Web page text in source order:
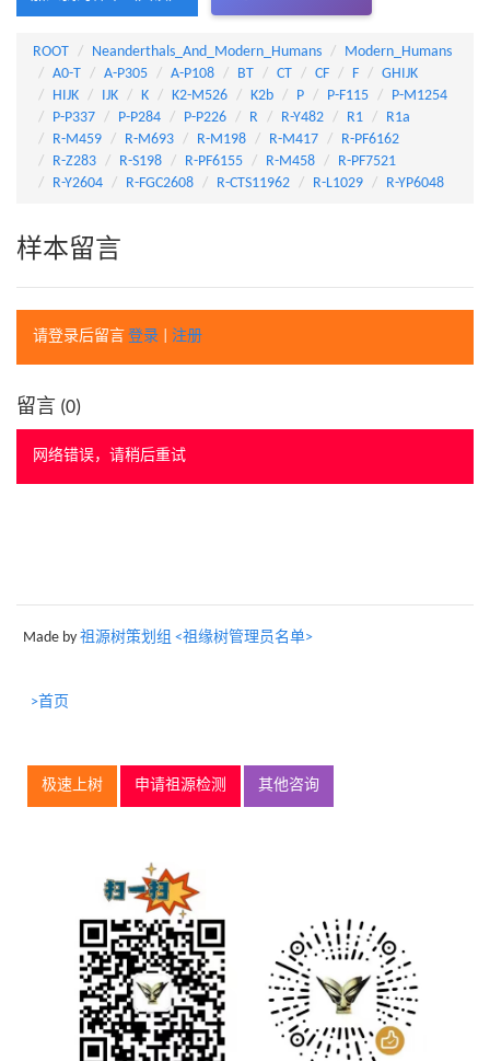
ROOT Neanderthals_And_Modern_Humans
Modern_Humans
A0-T
A-P305 A-P108 BT CT CF F
GHIJK
HIJK
IJK K K2-M526 K2b P P-F115
P-M1254
P-P337
P-P284 P-P226 R R-Y482 R1
R1a
R-M459
R-M693 R-M198 R-M417
R-PF6162
R-Z283
R-S198 R-PF6155 R-M458
R-PF7521
R-Y2604
R-FGC2608 R-CTS11962 R-L1029 R-YP6048
样本留言
请登录后留言 登录 注册
留言 (0)
网络错误，请稍后重试
Made by 祖源树策划组 <祖缘树管理员名单>
>首页
极速上树 申请祖源检测 其他咨询